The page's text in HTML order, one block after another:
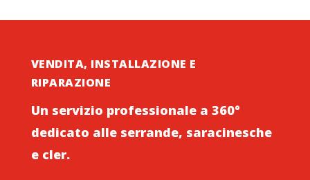
VENDITA, INSTALLAZIONE E
RIPARAZIONE
Un servizio professionale a 360°
dedicato alle serrande, saracinesche
e cler.